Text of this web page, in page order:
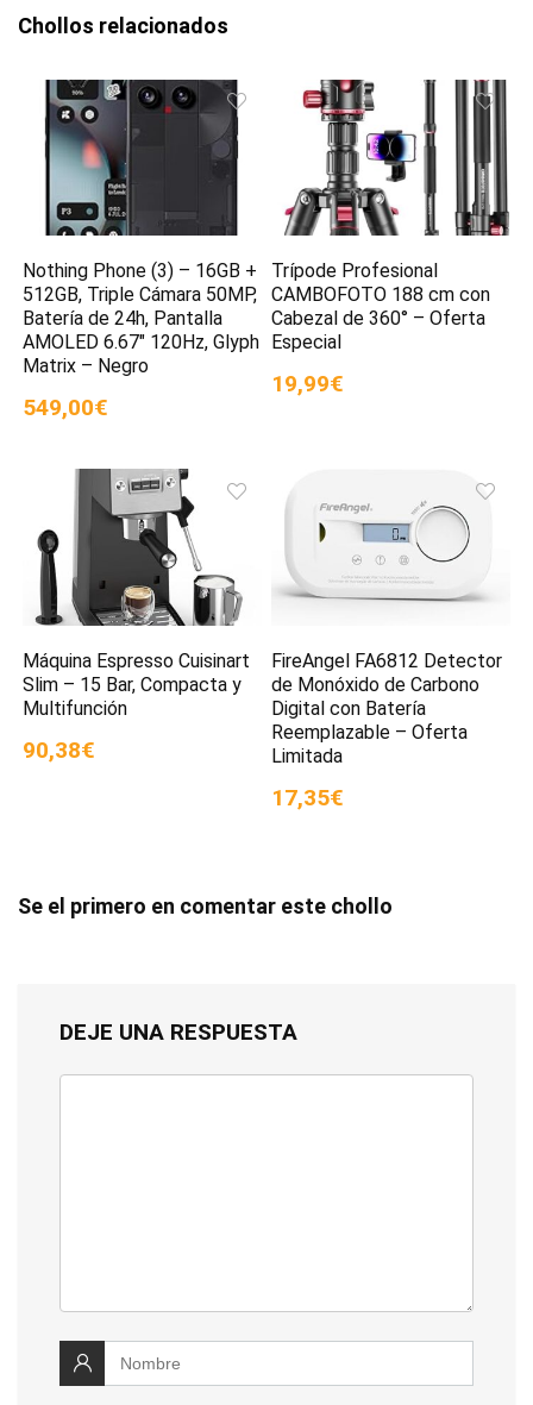
Chollos relacionados
Nothing Phone (3) – 16GB +
512GB, Triple Cámara 50MP,
Batería de 24h, Pantalla
AMOLED 6.67″ 120Hz, Glyph
Matrix – Negro
549,00€
Trípode Profesional
CAMBOFOTO 188 cm con
Cabezal de 360° – Oferta
Especial
19,99€
Máquina Espresso Cuisinart
Slim – 15 Bar, Compacta y
Multifunción
90,38€
FireAngel FA6812 Detector
de Monóxido de Carbono
Digital con Batería
Reemplazable – Oferta
Limitada
17,35€
Se el primero en comentar este chollo
DEJE UNA RESPUESTA